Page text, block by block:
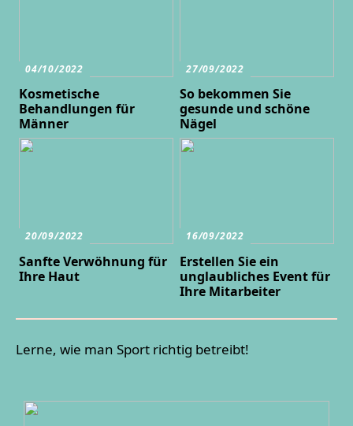
04/10/2022
Kosmetische
Behandlungen für
Männer
27/09/2022
So bekommen Sie
gesunde und schöne
Nägel
20/09/2022
Sanfte Verwöhnung für
Ihre Haut
16/09/2022
Erstellen Sie ein
unglaubliches Event für
Ihre Mitarbeiter
Lerne, wie man Sport richtig betreibt!